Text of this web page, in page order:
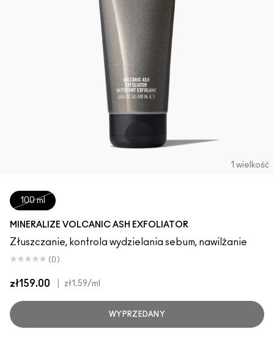
1 wielkość
100 ml
MINERALIZE VOLCANIC ASH EXFOLIATOR
Złuszczanie, kontrola wydzielania sebum, nawilżanie
(0)
zł159.00 zł1.59/ml
WYPRZEDANY